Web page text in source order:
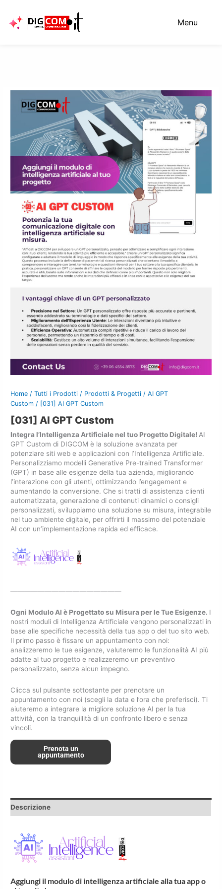
contenuto
Menu
Home /Tutti i Prodotti / Prodotti & Progetti /AI GPT
Custom / [031] AI GPT Custom
[031] AI GPT Custom
Integra l’Intelligenza Artificiale nel tuo Progetto Digitale! AI
GPT Custom di DIGCOM è la soluzione avanzata per
potenziare siti web e applicazioni con l’Intelligenza Artificiale.
Personalizziamo modelli Generative Pre-trained Transformer
(GPT) in base alle esigenze della tua azienda, migliorando
l’interazione con gli utenti, ottimizzando l’engagement e
aumentando la conversione. Che si tratti di assistenza clienti
automatizzata, generazione di contenuti dinamici o consigli
personalizzati, sviluppiamo una soluzione su misura, integrabile
nel tuo ambiente digitale, per offrirti il massimo del potenziale
AI con un’implementazione rapida ed efficace.
————————————————
Ogni Modulo AI è Progettato su Misura per le Tue Esigenze. I
nostri moduli di Intelligenza Artificiale vengono personalizzati in
base alle specifiche necessità della tua app o del tuo sito web.
Il primo passo è fissare un appuntamento con noi:
analizzeremo le tue esigenze, valuteremo le funzionalità AI più
adatte al tuo progetto e realizzeremo un preventivo
personalizzato, senza alcun impegno.
Clicca sul pulsante sottostante per prenotare un
appuntamento con noi (scegli la data e l’ora che preferisci). Ti
aiuteremo a integrare la migliore soluzione AI per la tua
attività, con la tranquillità di un confronto libero e senza
vincoli.
Prenota un
appuntamento
Descrizione
Aggiungi il modulo di intelligenza artificiale alla tua app o